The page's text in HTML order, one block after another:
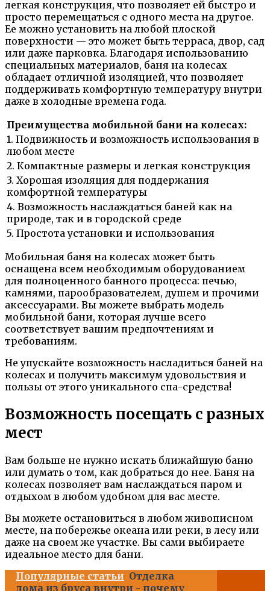
легкая конструкция, что позволяет ей быстро и
просто перемещаться с одного места на другое.
Ее можно установить на любой плоской
поверхности — это может быть терраса, двор, сад
или даже парковка. Благодаря использованию
специальных материалов, баня на колесах
обладает отличной изоляцией, что позволяет
поддерживать комфортную температуру внутри
даже в холодные времена года.
Преимущества мобильной бани на колесах:
1. Подвижность и возможность использования в
любом месте
2. Компактные размеры и легкая конструкция
3. Хорошая изоляция для поддержания
комфортной температуры
4. Возможность наслаждаться баней как на
природе, так и в городской среде
5. Простота установки и использования
Мобильная баня на колесах может быть
оснащена всем необходимым оборудованием
для полноценного банного процесса: печью,
камнями, парообразователем, душем и прочими
аксессуарами. Вы можете выбрать модель
мобильной бани, которая лучше всего
соответствует вашим предпочтениям и
требованиям.
Не упускайте возможность насладиться баней на
колесах и получить максимум удовольствия и
пользы от этого уникального спа-средства!
Возможность посещать с разных
мест
Вам больше не нужно искать ближайшую баню
или думать о том, как добраться до нее. Баня на
колесах позволяет вам наслаждаться паром и
отдыхом в любом удобном для вас месте.
Вы можете остановиться в любом живописном
месте, на побережье океана или реки, в лесу или
даже на своем же участке. Вы сами выбираете
идеальное место для бани.
Популярные статьи Отделка
дома из бруса внутри - почему